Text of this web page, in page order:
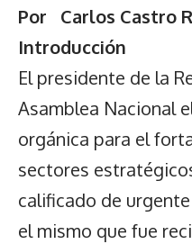
Por Carlos Castro
Introducción
El presidente de la
Asamblea Nacional
orgánica para el
sectores
calificado de
el mismo que fue